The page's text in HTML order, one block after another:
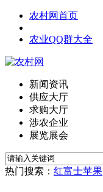
农村网首页
农业QQ群大全
新闻资讯
供应大厅
求购大厅
涉农企业
展览展会
热门搜索： 红富士苹果